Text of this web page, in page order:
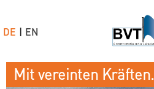
Mit vereinten Kräften.
DE EN